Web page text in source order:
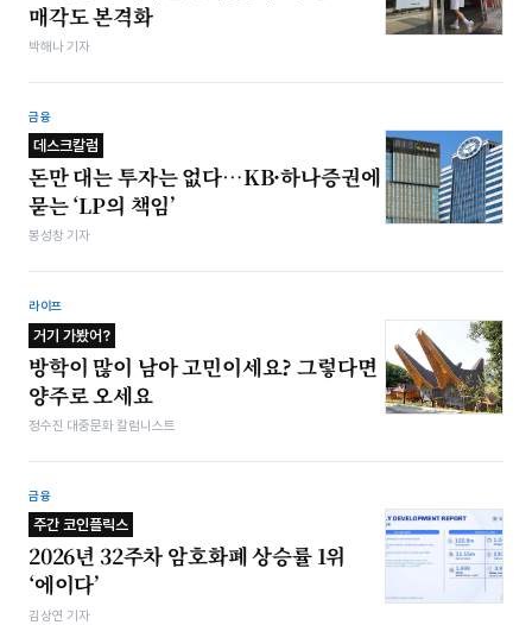
매각도 본격화
박해나 기자
금융
데스크칼럼
돈만 대는 투자는 없다…KB·하나증권에
묻는 ‘LP의 책임’
봉성창 기자
라이프
거기 가봤어?
방학이 많이 남아 고민이세요? 그렇다면
양주로 오세요
정수진 대중문화 칼럼니스트
금융
주간 코인플릭스
2026년 32주차 암호화폐 상승률 1위
‘에이다’
김상연 기자